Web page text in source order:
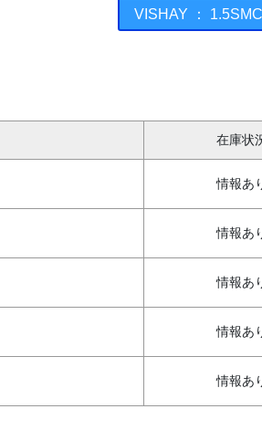
VISHAY ：
在庫状
情報あ
情報あ
情報あ
情報あ
情報あ